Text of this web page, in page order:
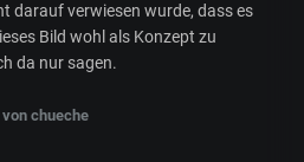
darauf verwiesen wurde, dass es
Bild wohl als Konzept zu
da nur sagen.
von chueche